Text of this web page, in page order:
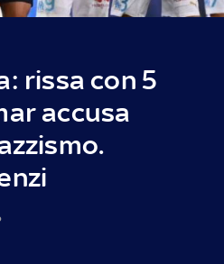
rissa con 5
accusa